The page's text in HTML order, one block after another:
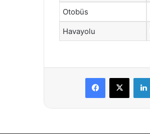
Otobüs
Havayolu
Facebook
X